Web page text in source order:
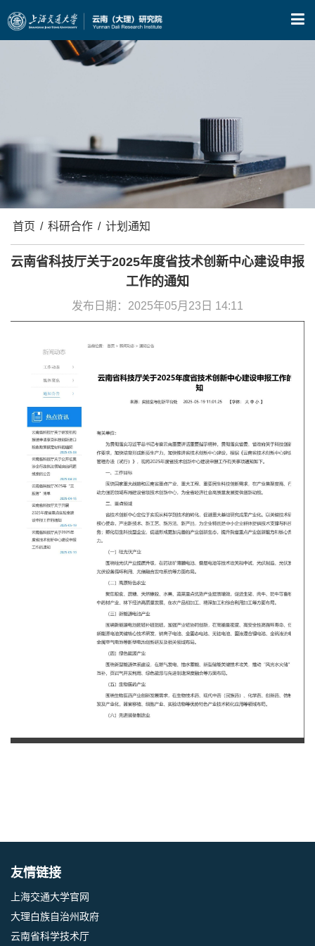
X
首页 / 科研合作 / 计划通知
云南省科技厅关于2025年度省技术创新中心建设申报
工作的通知
发布日期：2025年05月23日 14:11
友情链接
上海交通大学官网
大理白族自治州政府
云南省科学技术厅